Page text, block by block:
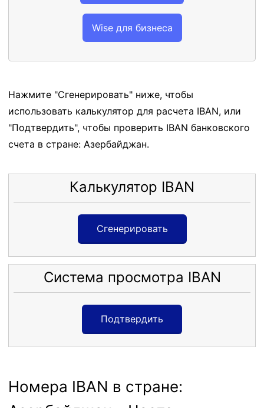
Wise для бизнеса
Нажмите "Сгенерировать" ниже, чтобы
использовать калькулятор для расчета IBAN, или
"Подтвердить", чтобы проверить IBAN банковского
счета в стране: Азербайджан.
Калькулятор IBAN
Сгенерировать
Система просмотра IBAN
Подтвердить
Номера IBAN в стране: